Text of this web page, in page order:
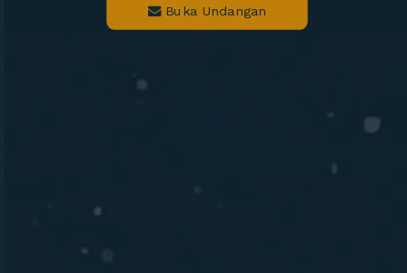
Dengan mengirim konfirmasi kehadiran, Pemilik Acara dapat mengetahui status kehadiran
masing-masing tamu
Buka Undangan